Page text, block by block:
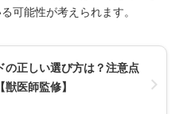
可能性が考えられます。
の正しい選び方は？注意点
医師監修】